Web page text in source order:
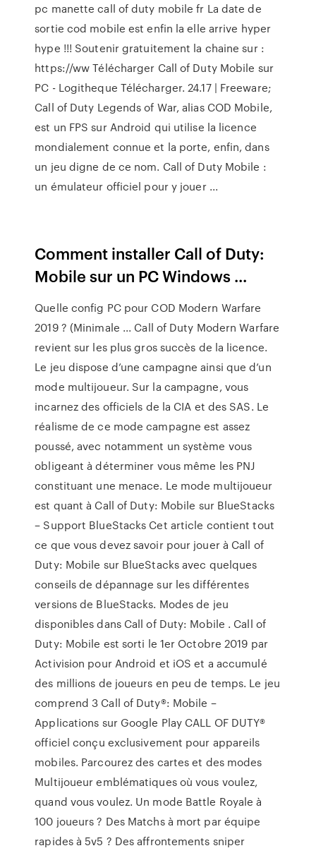
pc manette call of duty mobile fr La date de
sortie cod mobile est enfin la elle arrive hyper
hype !!! Soutenir gratuitement la chaine sur :
https://ww Télécharger Call of Duty Mobile sur
PC - Logitheque Télécharger. 24.17 | Freeware;
Call of Duty Legends of War, alias COD Mobile,
est un FPS sur Android qui utilise la licence
mondialement connue et la porte, enfin, dans
un jeu digne de ce nom. Call of Duty Mobile :
un émulateur officiel pour y jouer ...
Comment installer Call of Duty:
Mobile sur un PC Windows ...
Quelle config PC pour COD Modern Warfare
2019 ? (Minimale ... Call of Duty Modern Warfare
revient sur les plus gros succès de la licence.
Le jeu dispose d’une campagne ainsi que d’un
mode multijoueur. Sur la campagne, vous
incarnez des officiels de la CIA et des SAS. Le
réalisme de ce mode campagne est assez
poussé, avec notamment un système vous
obligeant à déterminer vous même les PNJ
constituant une menace. Le mode multijoueur
est quant à Call of Duty: Mobile sur BlueStacks
– Support BlueStacks Cet article contient tout
ce que vous devez savoir pour jouer à Call of
Duty: Mobile sur BlueStacks avec quelques
conseils de dépannage sur les différentes
versions de BlueStacks. Modes de jeu
disponibles dans Call of Duty: Mobile . Call of
Duty: Mobile est sorti le 1er Octobre 2019 par
Activision pour Android et iOS et a accumulé
des millions de joueurs en peu de temps. Le jeu
comprend 3 Call of Duty®: Mobile –
Applications sur Google Play CALL OF DUTY®
officiel conçu exclusivement pour appareils
mobiles. Parcourez des cartes et des modes
Multijoueur emblématiques où vous voulez,
quand vous voulez. Un mode Battle Royale à
100 joueurs ? Des Matchs à mort par équipe
rapides à 5v5 ? Des affrontements sniper